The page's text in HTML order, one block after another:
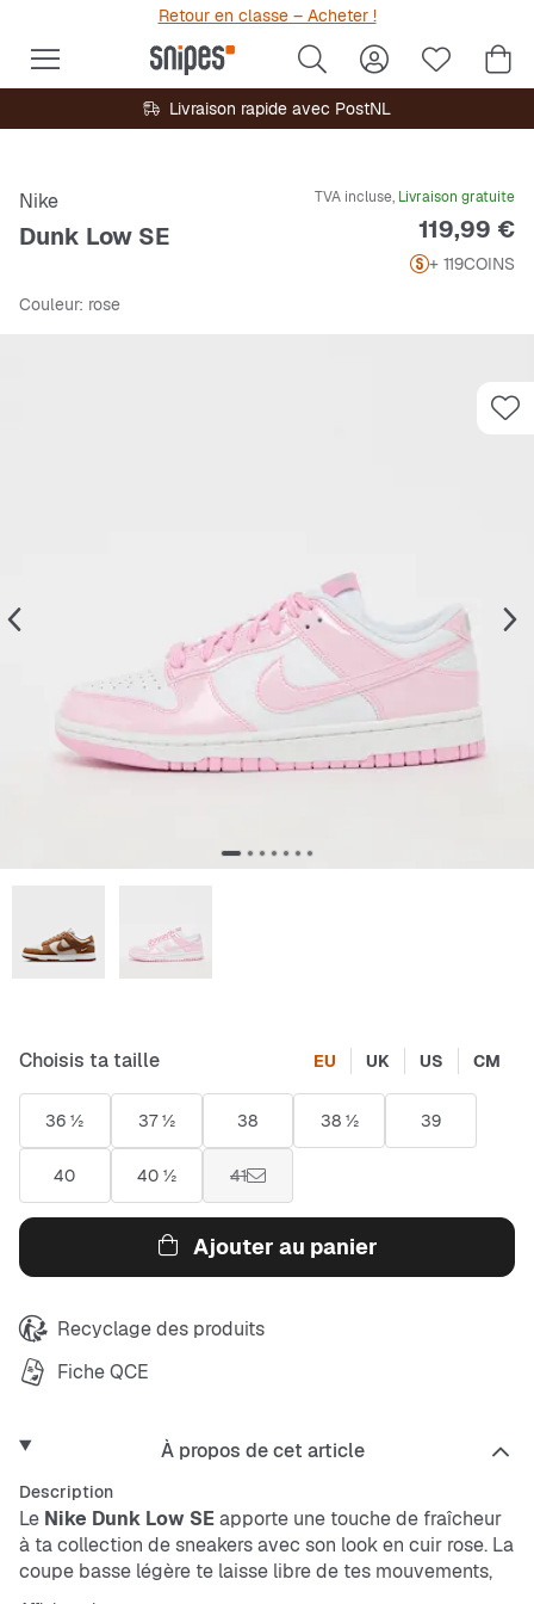
Retour en classe – Acheter !
Livraison rapide avec PostNL
Nike
Dunk Low SE
TVA incluse, Livraison gratuite
Prix
119,99 €
+ 119COINS
Couleur: rose
Choisis ta taille EU UK US CM
36 ½ 37 ½ 38 38 ½ 39
40 40 ½ 41
Ajouter au panier
Recyclage des produits
Fiche QCE
À propos de cet article
Description
Le Nike Dunk Low SEapporte une touche de fraîcheur
à ta collection de sneakers avec son look en cuir rose. La
coupe basse légère te laisse libre de tes mouvements,
tandis que la surface résistante et facile à entretenir